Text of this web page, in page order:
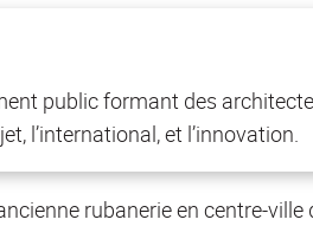
rubanerie en centre-ville
public formant des
l’international, et l’innovation.